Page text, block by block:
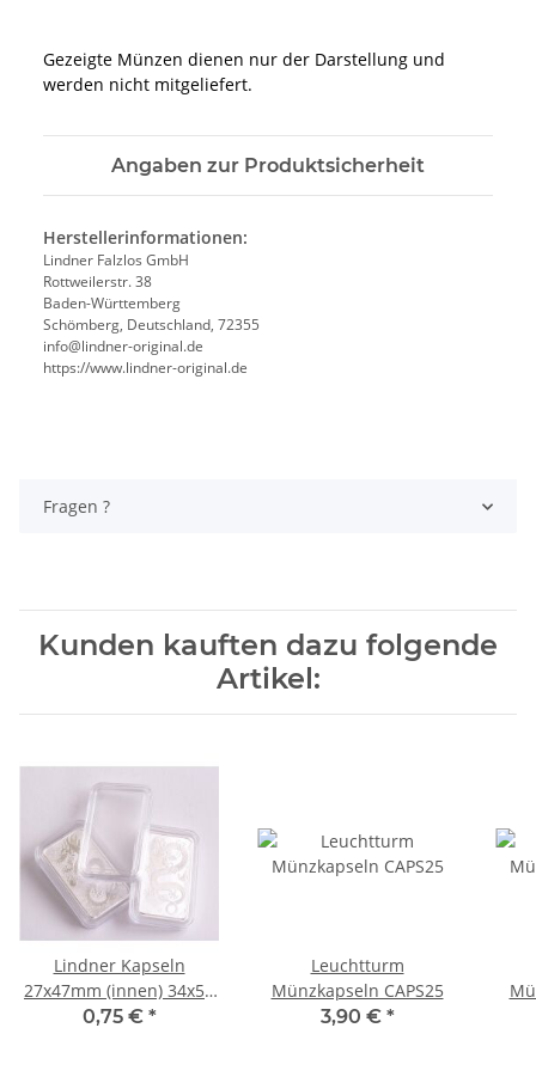
Gezeigte Münzen dienen nur der Darstellung und
werden nicht mitgeliefert.
Angaben zur Produktsicherheit
Herstellerinformationen:
Lindner Falzlos GmbH
Rottweilerstr. 38
Baden-Württemberg
Schömberg, Deutschland, 72355
info@lindner-original.de
https://www.lindner-original.de
Fragen ?
Kunden kauften dazu folgende
Artikel:
Lindner Kapseln
27x47mm (innen) 34x54
(Aussen) rechteckig, 1
0,75 € *
Leuchtturm
Münzkapseln CAPS25
3,90 € *